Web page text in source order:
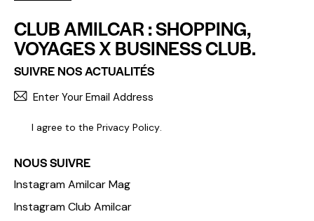
CLUB AMILCAR : SHOPPING,
VOYAGES X BUSINESS CLUB.
SUIVRE NOS ACTUALITÉS
I agree to the Privacy Policy.
NOUS SUIVRE
Instagram Amilcar Mag
Instagram Club Amilcar